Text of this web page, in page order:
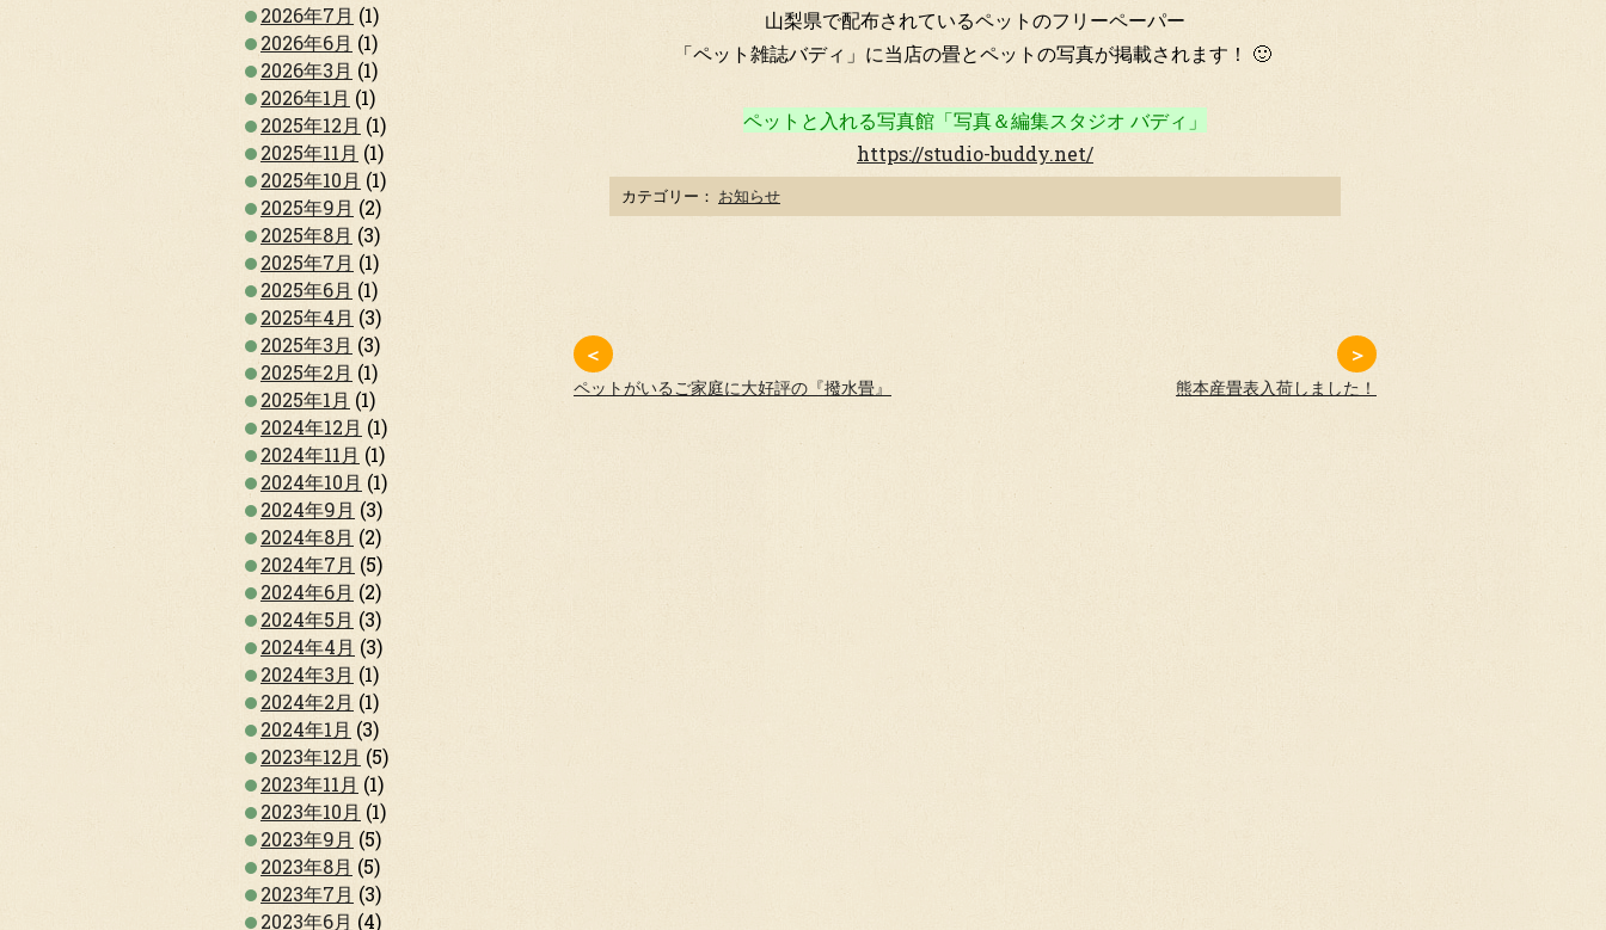
山梨県で配布されているペットのフリーペーパー
「ペット雑誌バディ」に当店の畳とペットの写真が掲載されます！ 🙂
ペットと入れる写真館「写真＆編集スタジオ バディ」
https://studio-buddy.net/
カテゴリー： お知らせ
＜
ペットがいるご家庭に大好評の『撥水畳』
＞
熊本産畳表入荷しました！
2026年7月 (1)
2026年6月 (1)
2026年3月 (1)
2026年1月 (1)
2025年12月 (1)
2025年11月 (1)
2025年10月 (1)
2025年9月 (2)
2025年8月 (3)
2025年7月 (1)
2025年6月 (1)
2025年4月 (3)
2025年3月 (3)
2025年2月 (1)
2025年1月 (1)
2024年12月 (1)
2024年11月 (1)
2024年10月 (1)
2024年9月 (3)
2024年8月 (2)
2024年7月 (5)
2024年6月 (2)
2024年5月 (3)
2024年4月 (3)
2024年3月 (1)
2024年2月 (1)
2024年1月 (3)
2023年12月 (5)
2023年11月 (1)
2023年10月 (1)
2023年9月 (5)
2023年8月 (5)
2023年7月 (3)
2023年6月 (4)